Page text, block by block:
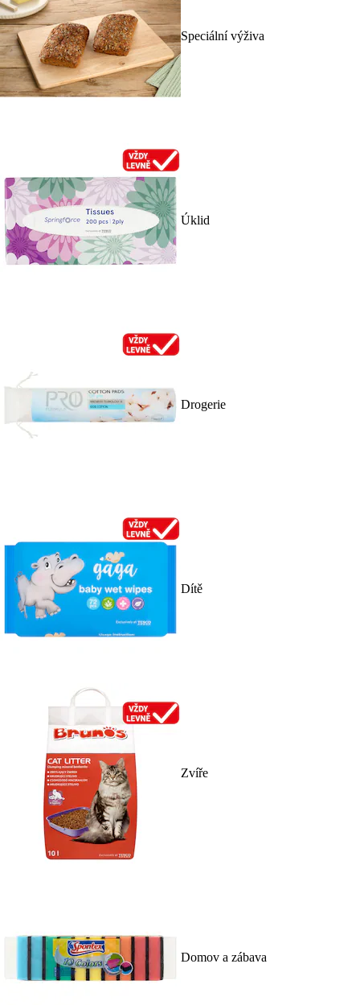
Speciální výživa
Úklid
Drogerie
Dítě
Zvíře
Domov a zábava